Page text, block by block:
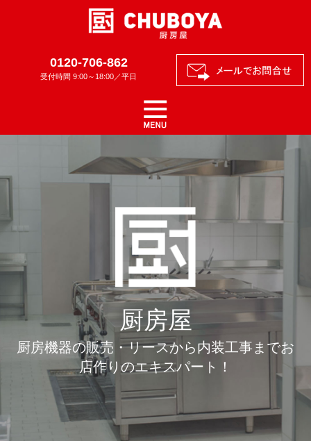
0120-706-862
受付時間 9:00～18:00／平日
厨房屋
厨房機器の販売・リースから内装工事までお
店作りのエキスパート！